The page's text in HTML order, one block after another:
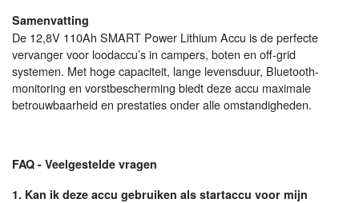
Samenvatting
De 12,8V 110Ah SMART Power Lithium Accu is de perfecte
vervanger voor loodaccu’s in campers, boten en off-grid
systemen. Met hoge capaciteit, lange levensduur, Bluetooth-
monitoring en vorstbescherming biedt deze accu maximale
betrouwbaarheid en prestaties onder alle omstandigheden.
FAQ - Veelgestelde vragen
1. Kan ik deze accu gebruiken als startaccu voor mijn